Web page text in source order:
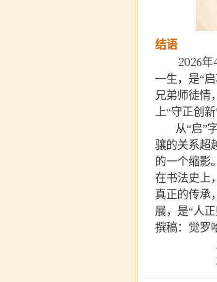
结语
2026年
一生，是“
兄弟师徒情
上“守正创新
从“启”
骧的关系超
的一个缩影
在书法史上
真正的传承
展，是“人
撰稿：觉罗